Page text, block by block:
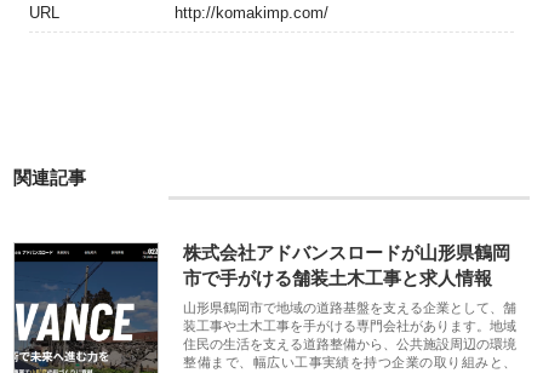
URL http://komakimp.com/
関連記事
株式会社アドバンスロードが山形県鶴岡
市で手がける舗装土木工事と求人情報
山形県鶴岡市で地域の道路基盤を支える企業として、舗
装工事や土木工事を手がける専門会社があります。地域
住民の生活を支える道路整備から、公共施設周辺の環境
整備まで、幅広い工事実績を持つ企業の取り組みと、